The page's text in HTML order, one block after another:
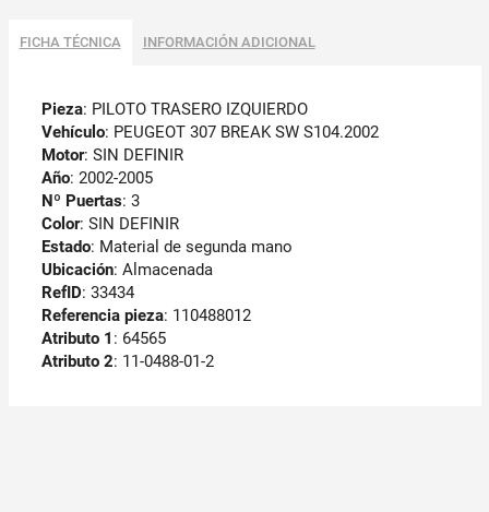
FICHA TÉCNICA INFORMACIÓN ADICIONAL
Pieza: PILOTO TRASERO IZQUIERDO
Vehículo: PEUGEOT 307 BREAK SW S104.2002
Motor: SIN DEFINIR
Año: 2002-2005
Nº Puertas: 3
Color: SIN DEFINIR
Estado: Material de segunda mano
Ubicación: Almacenada
RefID: 33434
Referencia pieza: 110488012
Atributo 1 : 64565
Atributo 2: 11-0488-01-2